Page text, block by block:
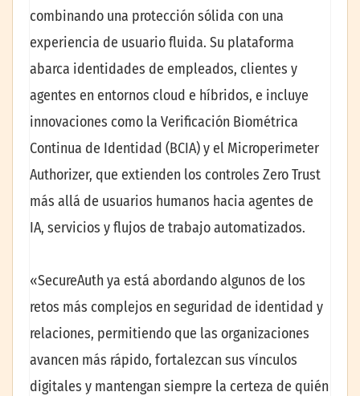
combinando una protección sólida con una
experiencia de usuario fluida. Su plataforma
abarca identidades de empleados, clientes y
agentes en entornos cloud e híbridos, e incluye
innovaciones como la Verificación Biométrica
Continua de Identidad (BCIA) y el Microperimeter
Authorizer, que extienden los controles Zero Trust
más allá de usuarios humanos hacia agentes de
IA, servicios y flujos de trabajo automatizados.
«SecureAuth ya está abordando algunos de los
retos más complejos en seguridad de identidad y
relaciones, permitiendo que las organizaciones
avancen más rápido, fortalezcan sus vínculos
digitales y mantengan siempre la certeza de quién